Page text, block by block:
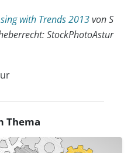
with Trends 2013von S
StockPhotoAstur
Thema